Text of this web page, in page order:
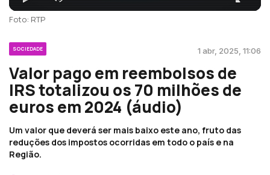
Foto: RTP
SOCIEDADE 1 abr, 2025, 11:06
Valor pago em reembolsos de
IRS totalizou os 70 milhões de
euros em 2024 (áudio)
Um valor que deverá ser mais baixo este ano, fruto das
reduções dos impostos ocorridas em todo o país e na
Região.